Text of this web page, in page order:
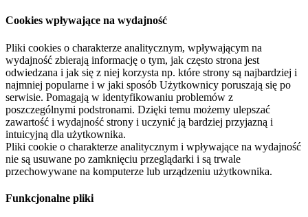
Cookies wpływające na wydajność
Pliki cookies o charakterze analitycznym, wpływającym na
wydajność zbierają informację o tym, jak często strona jest
odwiedzana i jak się z niej korzysta np. które strony są najbardziej i
najmniej popularne i w jaki sposób Użytkownicy poruszają się po
serwisie. Pomagają w identyfikowaniu problemów z
poszczególnymi podstronami. Dzięki temu możemy ulepszać
zawartość i wydajność strony i uczynić ją bardziej przyjazną i
intuicyjną dla użytkownika.
Pliki cookie o charakterze analitycznym i wpływające na wydajność
nie są usuwane po zamknięciu przeglądarki i są trwale
przechowywane na komputerze lub urządzeniu użytkownika.
Funkcjonalne pliki